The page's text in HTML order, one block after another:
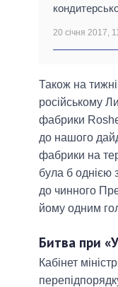
20 січня 2017,
Також на
російському
фабрики
до нашого
фабрики на
була б однією
до чинного
йому одним
Битва при
Кабінет